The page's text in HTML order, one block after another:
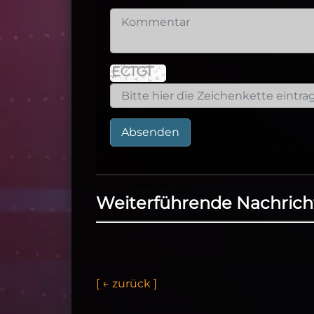
Absenden
Weiterführende
[ ← zurück ]